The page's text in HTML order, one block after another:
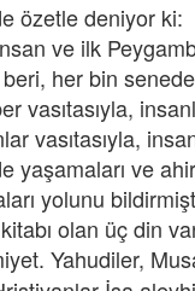
özetle deniyor ki:
ve ilk
her bin
vasıtasıyla,
vasıtasıyla,
yaşamaları ve
yolunu
olan üç din
Yahudiler,